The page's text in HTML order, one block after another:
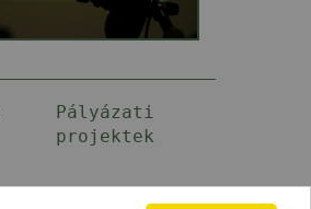
Pályázati
projektek